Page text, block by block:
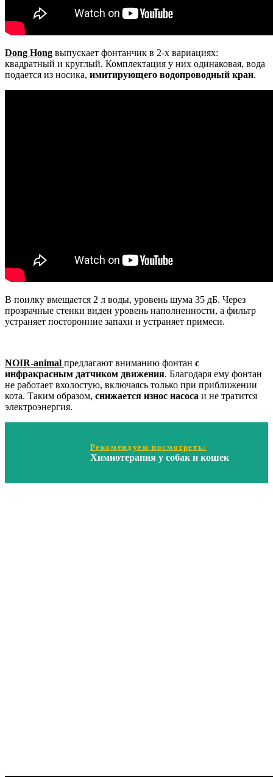
Dong Hong выпускает фонтанчик в 2-х вариациях:
квадратный и круглый. Комплектация у них одинаковая, вода
подается из носика, имитирующего водопроводный кран.
В поилку вмещается 2 л воды, уровень шума 35 дБ. Через
прозрачные стенки виден уровень наполненности, а фильтр
устраняет посторонние запахи и устраняет примеси.
NOIR-animal предлагают вниманию фонтан с
инфракрасным датчиком движения. Благодаря ему фонтан
не работает вхолостую, включаясь только при приближении
кота. Таким образом, снижается износ насоса и не тратится
электроэнергия.
Рекомендуем посмотреть:
Химиотерапия у собак и кошек